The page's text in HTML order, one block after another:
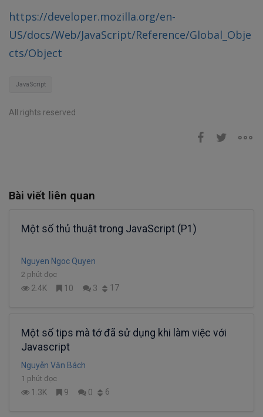
https://developer.mozilla.org/en-
US/docs/Web/JavaScript/Reference/Global_Obje
cts/Object
JavaScript
All rights reserved
Bài viết liên quan
Một số thủ thuật trong JavaScript (P1)
Nguyen Ngoc Quyen
2 phút đọc
2.4K 10 3 17
Một số tips mà tớ đã sử dụng khi làm việc với
Javascript
Nguyễn Văn Bách
1 phút đọc
1.3K 9 0 6